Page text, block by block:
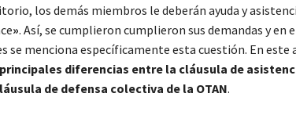
los demás miembros le deberán ayuda y
». Así, se cumplieron cumplieron sus demandas y en
se menciona específicamente esta cuestión. En este
diferencias entre la cláusula de
de defensa colectiva de la OTAN.